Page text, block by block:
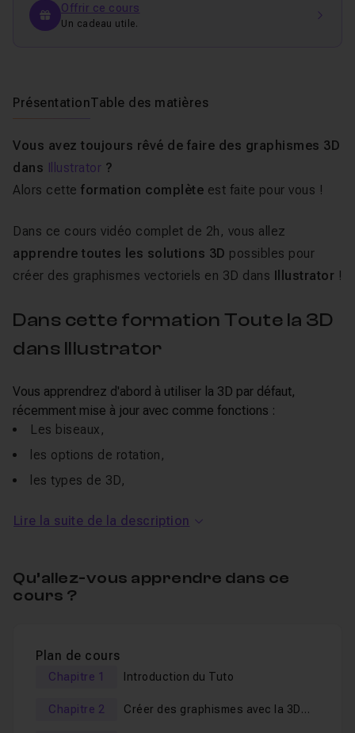
Offrir ce cours
Un cadeau utile.
PrésentationTable des matières
Vous avez toujours rêvé de faire des graphismes 3D
dans Illustrator ?
Alors cette formation complète est faite pour vous !
Dans ce cours vidéo complet de 2h, vous allez
apprendre toutes les solutions 3D possibles pour
créer des graphismes vectoriels en 3D dans Illustrator !
Dans cette formation Toute la 3D
dans Illustrator
Vous apprendrez d'abord à utiliser la 3D par défaut,
récemment mise à jour avec comme fonctions :
Les biseaux,
les options de rotation,
les types de 3D,
Les matières,
Ajouter des symboles,
Vous verrez ensuite plusieurs autres techniques 3D comme
L'effet de 3D classique,
Lire la suite de la description
Qu’allez-vous apprendre dans ce
cours ?
Plan de cours
Chapitre 1 Introduction du Tuto
Chapitre 2
Créer des graphismes avec la 3D